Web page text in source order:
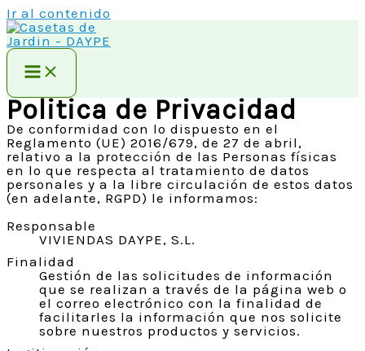
Ir al contenido
Politica de Privacidad
De conformidad con lo dispuesto en el
Reglamento (UE) 2016/679, de 27 de abril,
relativo a la protección de las Personas físicas
en lo que respecta al tratamiento de datos
personales y a la libre circulación de estos datos
(en adelante, RGPD) le informamos:
Responsable
VIVIENDAS DAYPE, S.L.
Finalidad
Gestión de las solicitudes de información
que se realizan a través de la página web o
el correo electrónico con la finalidad de
facilitarles la información que nos solicite
sobre nuestros productos y servicios.